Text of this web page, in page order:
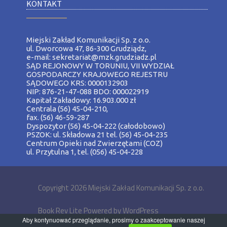
KONTAKT
Miejski Zakład Komunikacji Sp. z o.o.
ul. Dworcowa 47, 86-300 Grudziądz,
e-mail: sekretariat@mzk.grudziadz.pl
SĄD REJONOWY W TORUNIU, VII WYDZIAŁ
GOSPODARCZY KRAJOWEGO REJESTRU
SĄDOWEGO KRS: 0000132903
NIP: 876-21-47-088 BDO: 000022919
Kapitał Zakładowy: 16.903.000 zł
Centrala (56) 45-04-210,
fax. (56) 46-59-287
Dyspozytor (56) 45-04-222 (całodobowo)
PSZOK: ul. Składowa 21 tel. (56) 45-04-235
Centrum Opieki nad Zwierzętami (COZ)
ul. Przytulna 1, tel. (056) 45-04-228
Copyright 2026 Miejski Zakład Komunikacji Sp. z o.o.
Book Rev Lite Powered byWordPress
Aby kontynuować przeglądanie, prosimy o zaakceptowanie naszej